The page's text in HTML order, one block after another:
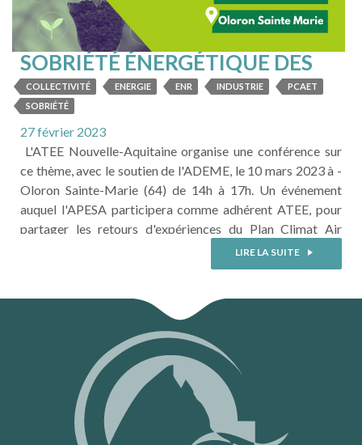
SOBRIÉTÉ ÉNERGÉTIQUE DES
TERRITOIRES : un enjeu qui
mobilise et implique entreprises
et pouvoirs publics.
COLLECTIVITÉ ENERGIE ENR INDUSTRIE
PCAET
SOBRIÉTÉ
27 février 2023
L'ATEE Nouvelle-Aquitaine organise une conférence sur
ce thème, avec le soutien de l'ADEME, le 10 mars 2023 à -
Oloron Sainte-Marie (64) de 14h à 17h. Un événement
auquel l'APESA participera comme adhérent ATEE, pour
partager les retours d'expériences du Plan Climat Air
Energie de la Communauté de Communes du Haut Béarn
(CCHB). - Depuis 2017, l'Apesa accompagne la CCHB
LIRE LA SUITE
LIRE LA SUITE